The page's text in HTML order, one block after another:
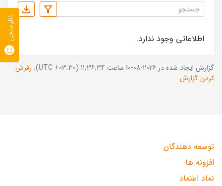
اطلاعاتی وجود ندارد.
گزارش ایجاد شده در 2026-08-10 ساعت 11:36:34 (UTC +03:30).
رفرش
کردن گزارش
توسعه دهندگان
افزونه ها
نماد اعتماد
نظرسنجی